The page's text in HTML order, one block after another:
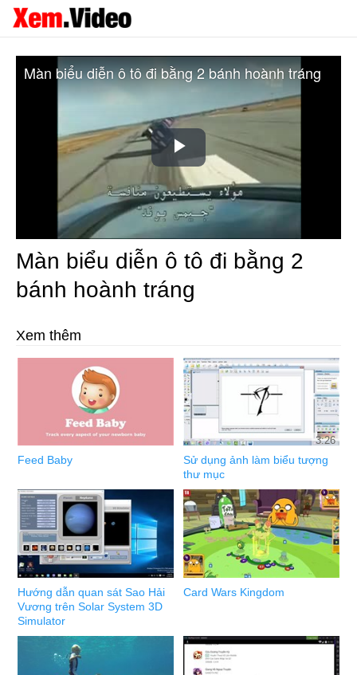
Play
Video
Màn biểu diễn ô tô đi bằng 2 bánh hoành tráng
Màn biểu diễn ô tô đi bằng 2
bánh hoành tráng
Xem thêm
Feed Baby
3:26
Sử dụng ảnh làm biểu tượng
thư mục
Hướng dẫn quan sát Sao Hải
Vương trên Solar System 3D
Simulator
Card Wars Kingdom